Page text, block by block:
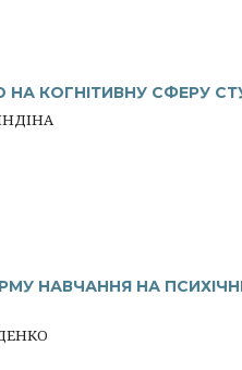
КОГНІТИВНУ СФЕРУ
НАВЧАННЯ НА